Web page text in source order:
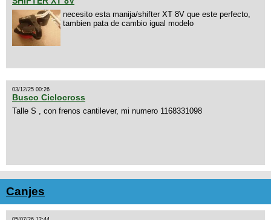
necesito esta manija/shifter XT 8V que este perfecto,
tambien pata de cambio igual modelo
03/12/25 00:26
Busco Ciclocross
Talle S , con frenos cantilever, mi numero 1168331098
Canjes